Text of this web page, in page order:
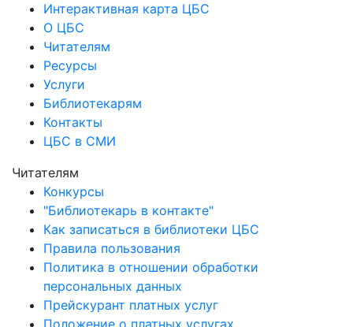
Интерактивная карта ЦБС
О ЦБС
Читателям
Ресурсы
Услуги
Библиотекарям
Контакты
ЦБС в СМИ
Читателям
Конкурсы
"Библиотекарь в контакте"
Как записаться в библиотеки ЦБС
Правила пользования
Политика в отношении обработки
персональных данных
Прейскурант платных услуг
Положение о платных услугах